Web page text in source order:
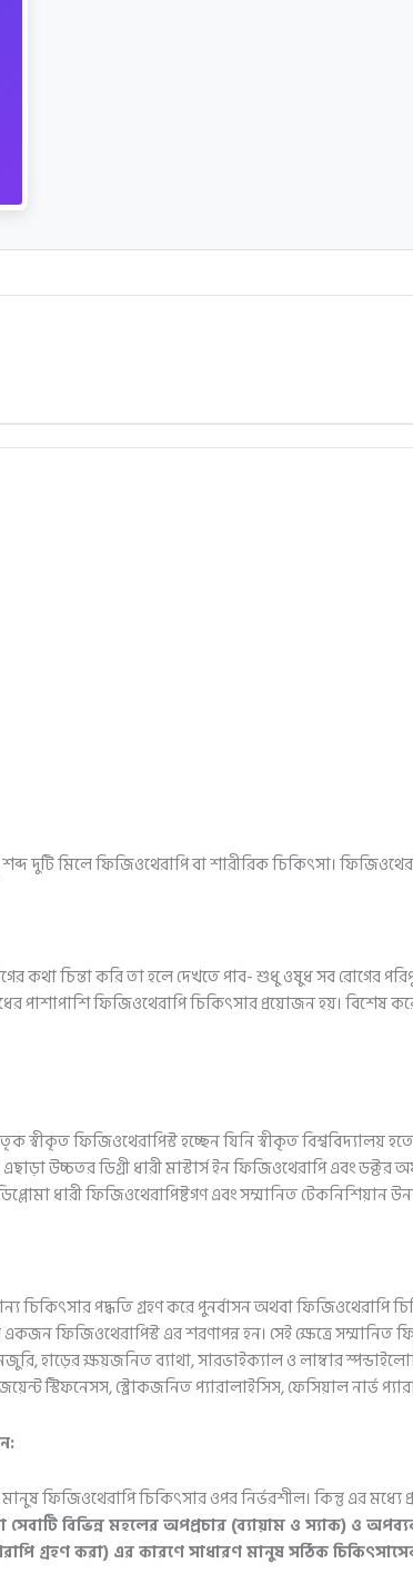
দুটি মিলে ফিজিওথেরাপি বা শারীরিক চিকিৎসা।
কথা চিন্তা করি তা হলে দেখতে পাব- শুধু ওষুধ সব রোগের
পাশাপাশি ফিজিওথেরাপি চিকিৎসার প্রয়োজন হয়। বিশেষ
স্বীকৃত ফিজিওথেরাপিস্ট হচ্ছেন যিনি স্বীকৃত বিশ্ববিদ্যালয়
উচ্চতর ডিগ্রী ধারী মাস্টার্স ইন ফিজিওথেরাপি এবং
ধারী ফিজিওথেরাপিষ্টগণ এবং সম্মানিত টেকনিশিয়ান
চিকিৎসার পদ্ধতি গ্রহণ করে পুনর্বাসন অথবা
ফিজিওথেরাপিস্ট এর শরণাপন্ন হন। সেই ক্ষেত্রে সম্মানিত
হাড়ের ক্ষয়জনিত ব্যাথা, সারভাইক্যাল ও লাম্বার
স্টিফনেসস, স্ট্রোকজনিত প্যারালাইসিস, ফেসিয়াল নার্ভ
মানুষ ফিজিওথেরাপি চিকিৎসার ওপর নির্ভরশীল। কিন্তু এর
বিভিন্ন মহলের অপপ্রচার (ব্যায়াম ও স্যাক) ও
গ্রহণ করা) এর কারণে সাধারণ মানুষ সঠিক